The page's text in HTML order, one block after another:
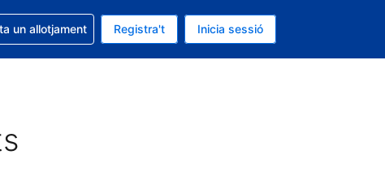
és EUR
és Català
la reserva
un allotjament Registra't Inicia sessió